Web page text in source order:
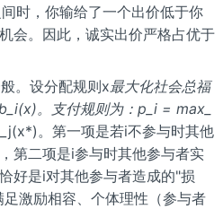
时，你输给了一个出价低于你
会。因此，诚实出价严格占优于
。设分配规则x最大化社会总福
。支付规则为：p_i = max_
。第一项是若i不参与时其他
第二项是i参与时其他参与者实
好是i对其他参与者造成的"损
激励相容、个体理性（参与者